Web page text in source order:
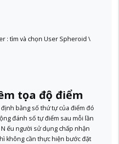
: tìm và chọn User Spheroid \
tọa độ điểm
bằng số thứ tự của điểm đó
đánh số tự điểm sau mỗi lần
ếu người sử dụng chấp nhận
không cần thực hiện bước đặt